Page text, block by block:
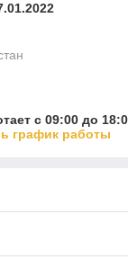
с 09:00 до
график работы